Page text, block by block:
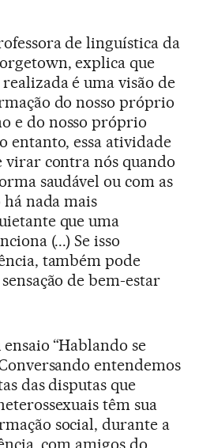
de linguística da
explica que
é uma visão de
do nosso próprio
e do nosso próprio
entanto, essa atividade
virar contra nós quando
saudável ou com as
há nada mais
que uma
(...) Se isso
também pode
de bem-estar
“Hablando se
entendemos
das disputas que
têm sua
social, durante a